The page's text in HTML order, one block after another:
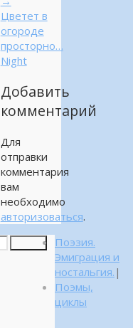
Цветет в
огороде
просторно…
Night
Добавить
комментарий
Для
отправки
комментария
вам
необходимо
авторизоваться.
Поэзия.
Эмиграция и
ностальгия. |
Поэмы,
циклы